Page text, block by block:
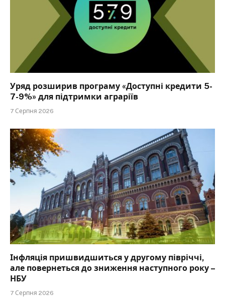
Уряд розширив програму «Доступні кредити 5-
7-9%» для підтримки аграріїв
7 Серпня 2026
Інфляція пришвидшиться у другому півріччі,
але повернеться до зниження наступного року –
НБУ
7 Серпня 2026